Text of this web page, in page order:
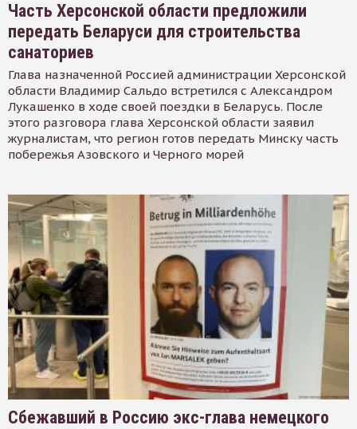
Часть Херсонской области предложили
передать Беларуси для строительства
санаториев
Глава назначенной Россией администрации Херсонской
области Владимир Сальдо встретился с Александром
Лукашенко в ходе своей поездки в Беларусь. После
этого разговора глава Херсонской области заявил
журналистам, что регион готов передать Минску часть
побережья Азовского и Черного морей
Сбежавший в Россию экс-глава немецкого